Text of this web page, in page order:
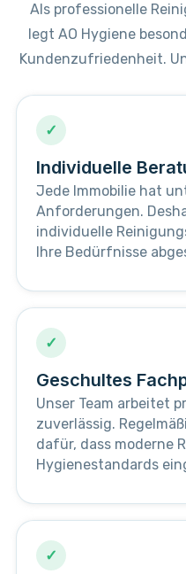
Als professionelle
legt AO Hygiene
Kundenzufriedenheit.
✓
Individuelle
Jede Immobilie hat
Anforderungen.
individuelle
Ihre Bedürfnisse
✓
Geschultes
Unser Team arbeitet
zuverlässig.
dafür, dass moderne
Hygienestandards
✓